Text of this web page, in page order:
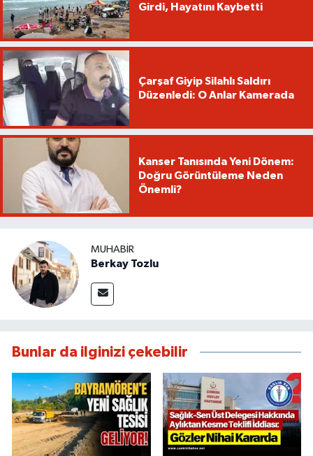
Girdi, Hayatını Kaybetti
Çarşaf Giyip Silahlı Saldırı
Düzenledi: O Anlar Kamerada
Kanser Tanısında Yeni Dönem:
Doğru Görüntüleme Neden
Önemli?
MUHABIR
Berkay Tozlu
Bunlar da ilginizi çekebilir